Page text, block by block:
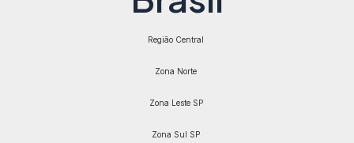
Região Central
Zona Norte
Zona Leste SP
Zona Sul SP